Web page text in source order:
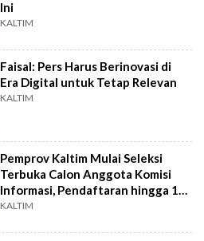
Ini
KALTIM
Faisal: Pers Harus Berinovasi di
Era Digital untuk Tetap Relevan
KALTIM
Pemprov Kaltim Mulai Seleksi
Terbuka Calon Anggota Komisi
Informasi, Pendaftaran hingga 12
November
KALTIM